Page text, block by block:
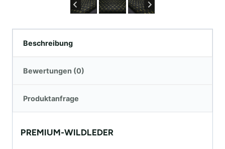
Beschreibung
Bewertungen (0)
Produktanfrage
PREMIUM-WILDLEDER